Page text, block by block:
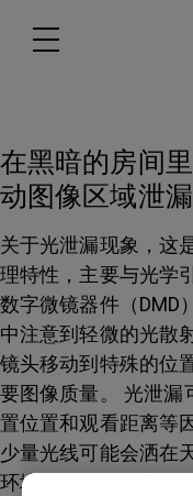
在黑暗的房间
动图像区域泄
关于光泄漏现象，这
理特性，主要与光学
数字微镜器件（DMD
中注意到轻微的光散
镜头移动到特殊的位
要图像质量。 光泄漏
置位置和观看距离等
少量光线可能会洒在
环境中，解决方案包